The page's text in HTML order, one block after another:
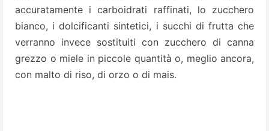
accuratamente i carboidrati raffinati, lo zucchero
bianco, i dolcificanti sintetici, i succhi di frutta che
verranno invece sostituiti con zucchero di canna
grezzo o miele in piccole quantità o, meglio ancora,
con malto di riso, di orzo o di mais.